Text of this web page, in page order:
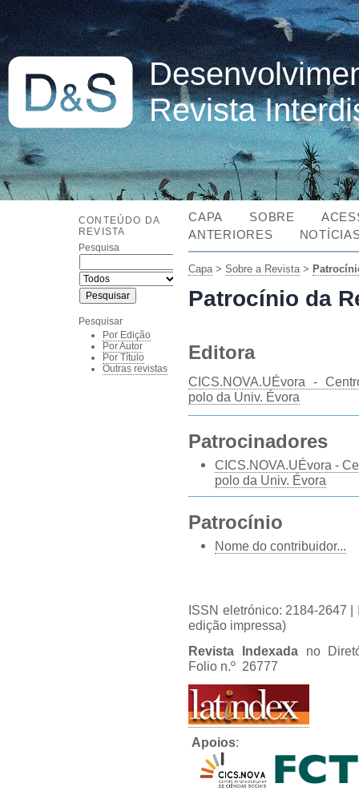
Revista
CONTEÚDO DA
REVISTA
Pesquisa
Pesquisar
Por Edição
Por Autor
Por Título
Outras revistas
CAPA SOBRE
ANTERIORES
Capa >Sobre a Revista >
Patrocínio da
Editora
CICS.NOVA.UÉvora -
polo da Univ. Évora
Patrocinadores
CICS.NOVA.UÉvora -
polo da Univ. Évora
Patrocínio
Nome do contribuidor...
ISSN eletrónico: 2184-2647
edição impressa)
Revista Indexadano
Folio n.º 26777
Apoios: